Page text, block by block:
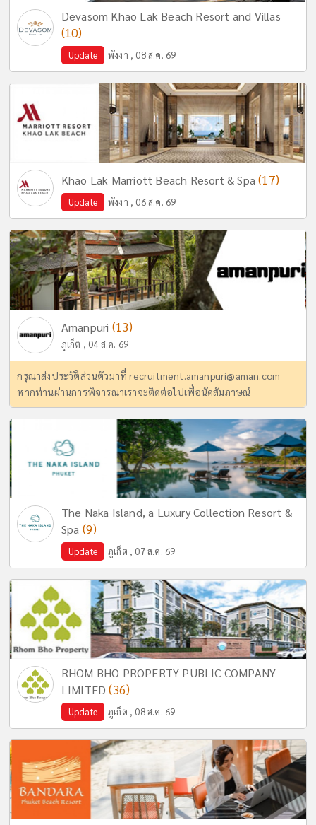
Devasom Khao Lak Beach Resort and Villas
(10)
Update พังงา , 08 ส.ค. 69
Khao Lak Marriott Beach Resort & Spa(17)
Update พังงา , 06 ส.ค. 69
Amanpuri (13)
ภูเก็ต , 04 ส.ค. 69
กรุณาส่งประวัติส่วนตัวมาที่recruitment.amanpuri@aman.com
หากท่านผ่านการพิจารณาเราจะติดต่อไปเพื่อนัดสัมภาษณ์
The Naka Island, a Luxury Collection Resort &
Spa (9)
Update ภูเก็ต , 07 ส.ค. 69
RHOM BHO PROPERTY PUBLIC COMPANY
LIMITED(36)
Update ภูเก็ต , 08 ส.ค. 69